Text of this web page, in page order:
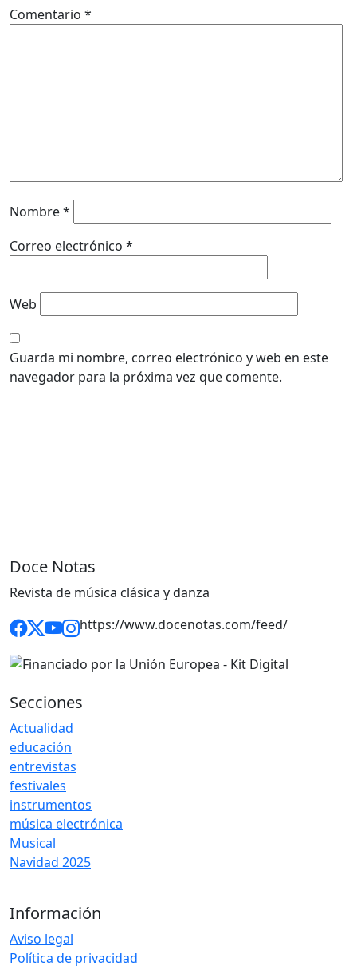
Comentario *
Nombre*
Correo electrónico *
Web
Guarda mi nombre, correo electrónico y web en este
navegador para la próxima vez que comente.
Doce Notas
Revista de música clásica y danza
https://www.docenotas.com/feed/
Secciones
Actualidad
educación
entrevistas
festivales
instrumentos
música electrónica
Musical
Navidad 2025
Información
Aviso legal
Política de privacidad